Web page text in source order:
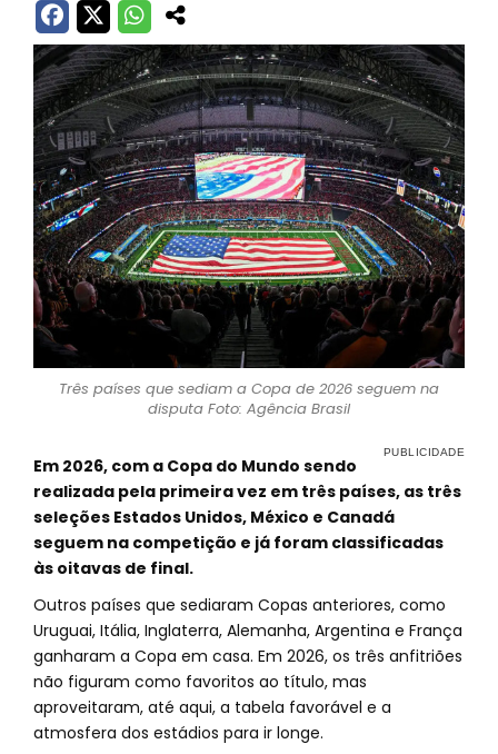
Três países que sediam a Copa de 2026 seguem na
disputa Foto: Agência Brasil
Em 2026, com a Copa do Mundo sendo
realizada pela primeira vez em três países, as três
seleções Estados Unidos, México e Canadá
seguem na competição e já foram classificadas
às oitavas de final.
Outros países que sediaram Copas anteriores, como
Uruguai, Itália, Inglaterra, Alemanha, Argentina e França
ganharam a Copa em casa. Em 2026, os três anfitriões
não figuram como favoritos ao título, mas
aproveitaram, até aqui, a tabela favorável e a
atmosfera dos estádios para ir longe.